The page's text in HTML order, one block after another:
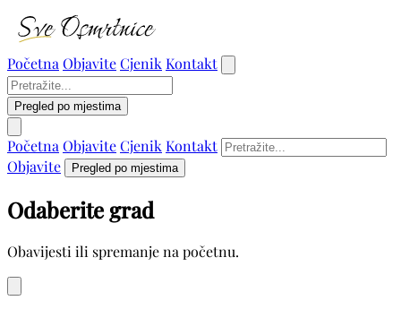
Početna ObjaviteCjenik Kontakt
Pregled po mjestima
Početna ObjaviteCjenik Kontakt
Objavite
Pregled po mjestima
Odaberite grad
Obavijesti ili spremanje na početnu.